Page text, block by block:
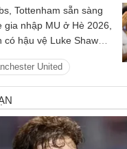
United
Tottenham sẵn sàng
gia nhập MU ở Hè 2026,
có hậu vệ Luke Shaw